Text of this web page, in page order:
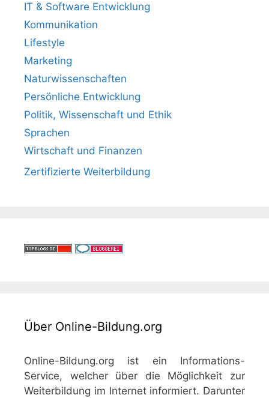
IT & Software Entwicklung
Kommunikation
Lifestyle
Marketing
Naturwissenschaften
Persönliche Entwicklung
Politik, Wissenschaft und Ethik
Sprachen
Wirtschaft und Finanzen
Zertifizierte Weiterbildung
Über Online-Bildung.org
Online-Bildung.org ist ein Informations-
Service, welcher über die Möglichkeit zur
Weiterbildung im Internet informiert. Darunter